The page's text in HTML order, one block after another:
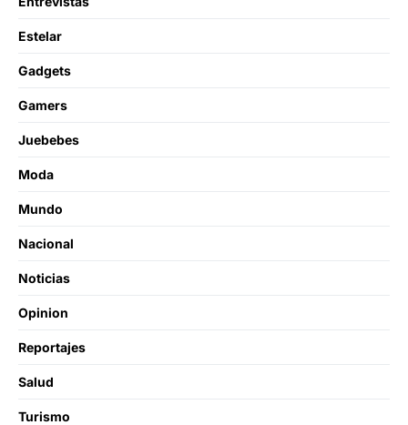
Estelar
Gadgets
Gamers
Juebebes
Moda
Mundo
Nacional
Noticias
Opinion
Reportajes
Salud
Turismo